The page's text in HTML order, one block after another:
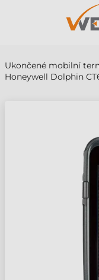
Ukončené mobilní
Honeywell Dolphin